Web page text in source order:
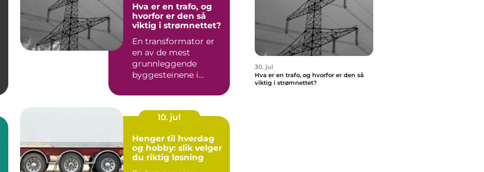
Hva er en trafo, og
hvorfor er den så
viktig i strømnettet?
En transformator er
en av de mest
grunnleggende
byggesteinene i
vår. U...
10. jul
Henger til hverdag
og hobby: slik velger
du riktig løsning
30. jul
Hva er en trafo, og hvorfor er den så
viktig i strømnettet?